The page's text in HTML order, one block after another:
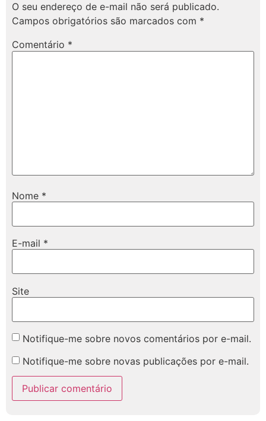
O seu endereço de e-mail não será publicado.
Campos obrigatórios são marcados com *
Comentário *
Nome *
E-mail *
Site
Notifique-me sobre novos comentários por e-mail.
Notifique-me sobre novas publicações por e-mail.